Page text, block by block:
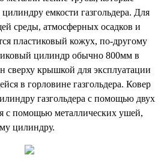
емкости газгольдера. Для
среды, атмосферных осадков и
пластиковый кожух, по-другому
цилиндр обычно 800мм в
сверху крышкой для эксплуатации
в горловине газгольдера. Ковер
газгольдера с помощью двух
с помощью металлических ушей,
цилиндру.